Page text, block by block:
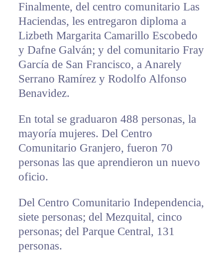
Finalmente, del centro comunitario Las
Haciendas, les entregaron diploma a
Lizbeth Margarita Camarillo Escobedo
y Dafne Galván; y del comunitario Fray
García de San Francisco, a Anarely
Serrano Ramírez y Rodolfo Alfonso
Benavidez.
En total se graduaron 488 personas, la
mayoría mujeres. Del Centro
Comunitario Granjero, fueron 70
personas las que aprendieron un nuevo
oficio.
Del Centro Comunitario Independencia,
siete personas; del Mezquital, cinco
personas; del Parque Central, 131
personas.